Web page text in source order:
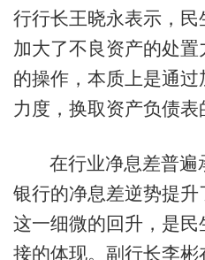
行行长王晓永表示，
加大了不良资产的处
的操作，本质上是通
力度，换取资产负债表
在行业净息差普遍
银行的净息差逆势提升
这一细微的回升，是
接的体现。副行长李